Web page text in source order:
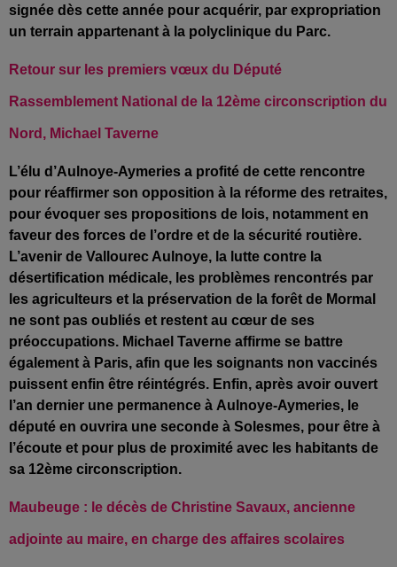
signée dès cette année pour acquérir, par expropriation
un terrain appartenant à la polyclinique du Parc.
Retour sur les premiers vœux du Député
Rassemblement National de la 12ème circonscription du
Nord, Michael Taverne
L’élu d’Aulnoye-Aymeries a profité de cette rencontre
pour réaffirmer son opposition à la réforme des retraites,
pour évoquer ses propositions de lois, notamment en
faveur des forces de l’ordre et de la sécurité routière.
L’avenir de Vallourec Aulnoye, la lutte contre la
désertification médicale, les problèmes rencontrés par
les agriculteurs et la préservation de la forêt de Mormal
ne sont pas oubliés et restent au cœur de ses
préoccupations. Michael Taverne affirme se battre
également à Paris, afin que les soignants non vaccinés
puissent enfin être réintégrés. Enfin, après avoir ouvert
l’an dernier une permanence à Aulnoye-Aymeries, le
député en ouvrira une seconde à Solesmes, pour être à
l’écoute et pour plus de proximité avec les habitants de
sa 12ème circonscription.
Maubeuge : le décès de Christine Savaux, ancienne
adjointe au maire, en charge des affaires scolaires